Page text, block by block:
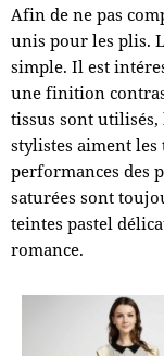
Afin de ne pas
unis pour les plis.
simple. Il est
une finition
tissus sont utilisés,
stylistes aiment les
performances des
saturées sont
teintes pastel
romance.